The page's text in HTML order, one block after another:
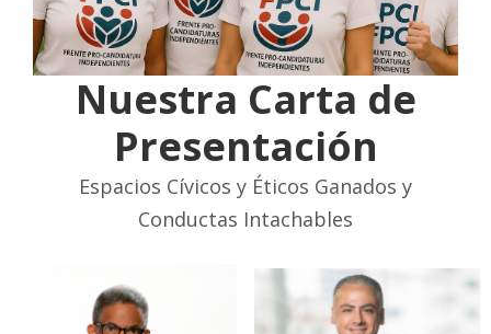
Nuestra Carta de
Presentación
Espacios Cívicos y Éticos Ganados y
Conductas Intachables